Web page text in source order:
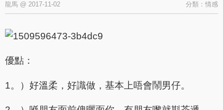
分類： 情感
龍馬 @ 2017-11-02
優點：
1。）好溫柔，好識做，基本上唔會鬧男仔。